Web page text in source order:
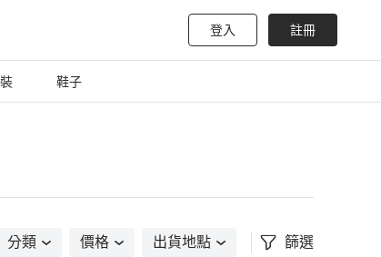
登入 註冊
鞋子
分類 價格 出貨地點 篩選